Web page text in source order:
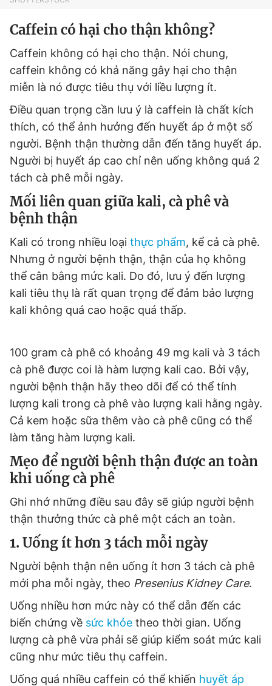
© 2003-2026 Bản quyền thuộc về Báo Thanh Niên. Cấm sao
bản. Phát triển bởi ePi Technologies, JSC.
Caffein có hại cho thận không?
Caffein không có hại cho thận. Nói chung,
caffein không có khả năng gây hại cho thận
miễn là nó được tiêu thụ với liều lượng ít.
Điều quan trọng cần lưu ý là caffein là chất kích
thích, có thể ảnh hưởng đến huyết áp ở một số
người. Bệnh thận thường dẫn đến tăng huyết áp.
Người bị huyết áp cao chỉ nên uống không quá 2
tách cà phê mỗi ngày.
Mối liên quan giữa kali, cà phê và
bệnh thận
Kali có trong nhiều loại thực phẩm, kể cả cà phê.
Nhưng ở người bệnh thận, thận của họ không
thể cân bằng mức kali. Do đó, lưu ý đến lượng
kali tiêu thụ là rất quan trọng để đảm bảo lượng
kali không quá cao hoặc quá thấp.
100 gram cà phê có khoảng 49 mg kali và 3 tách
cà phê được coi là hàm lượng kali cao. Bởi vậy,
người bệnh thận hãy theo dõi để có thể tính
lượng kali trong cà phê vào lượng kali hằng ngày.
Cả kem hoặc sữa thêm vào cà phê cũng có thể
làm tăng hàm lượng kali.
Mẹo để người bệnh thận được an toàn
khi uống cà phê
Ghi nhớ những điều sau đây sẽ giúp người bệnh
thận thưởng thức cà phê một cách an toàn.
1. Uống ít hơn 3 tách mỗi ngày
Người bệnh thận nên uống ít hơn 3 tách cà phê
mới pha mỗi ngày, theo Presenius Kidney Care.
Uống nhiều hơn mức này có thể dẫn đến các
biến chứng về sức khỏe theo thời gian. Uống
lượng cà phê vừa phải sẽ giúp kiểm soát mức kali
cũng như mức tiêu thụ caffein.
Uống quá nhiều caffein có thể khiến huyết áp